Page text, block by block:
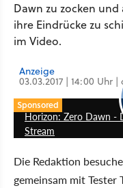
Dawn zu zocken
ihre Eindrücke zu
im Video.
Anzeige
03.03.2017 | 14:00 Uhr
Sponsored
Horizon: Zero Dawn -
Stream
Die Redaktion
gemeinsam mit Tester